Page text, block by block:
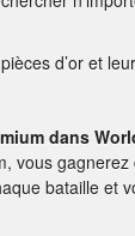
d’or et leur
dans
vous
bataille et